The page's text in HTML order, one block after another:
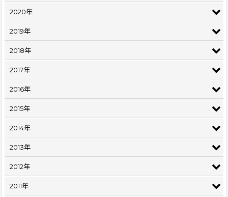
2020年
2019年
2018年
2017年
2016年
2015年
2014年
2013年
2012年
2011年